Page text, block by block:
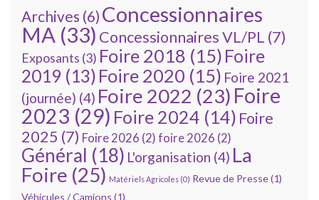
Archives (6) Concessionnaires
MA (33) Concessionnaires VL/PL (7)
Exposants (3) Foire 2018 (15) Foire
2019 (13) Foire 2020 (15) Foire 2021
(journée) (4) Foire 2022 (23) Foire
2023 (29) Foire 2024 (14) Foire
2025 (7) Foire 2026 (2) foire 2026 (2)
Général (18) L'organisation (4) La
Foire (25) Matériels Agricoles (0) Revue de Presse(1)
Véhicules / Camions (1)